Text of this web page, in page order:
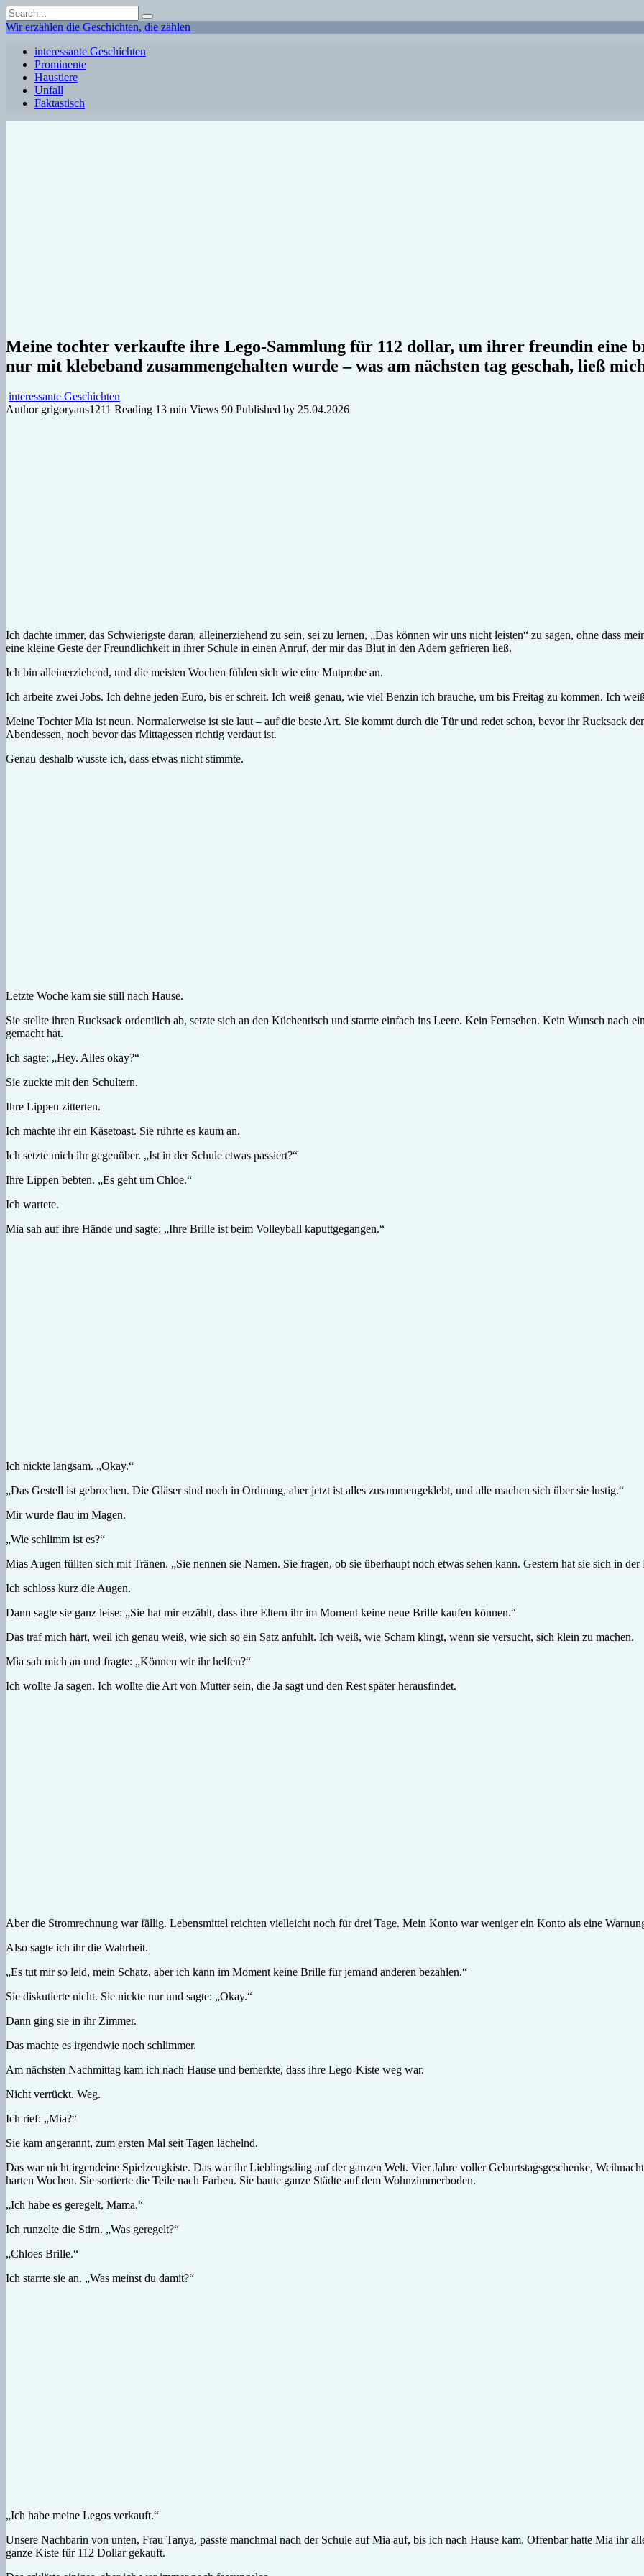
Skip
to
content
Search
for:
Wir erzählen die Geschichten, die zählen
interessante Geschichten
Prominente
Haustiere
Unfall
Faktastisch
Meine tochter verkaufte ihre Lego-Sammlung für 112 dollar, um ihrer freundin eine
nur mit klebeband zusammengehalten wurde – was am nächsten tag geschah, ließ
interessante Geschichten
Author grigoryans1211 Reading 13 min Views 90 Published by 25.04.2026
Ich dachte immer, das Schwierigste daran, alleinerziehend zu sein, sei zu lernen, „Das können wir uns nicht leisten“ zu sagen, ohne dass
eine kleine Geste der Freundlichkeit in ihrer Schule in einen Anruf, der mir das Blut in den Adern gefrieren ließ.
Ich bin alleinerziehend, und die meisten Wochen fühlen sich wie eine Mutprobe an.
Ich arbeite zwei Jobs. Ich dehne jeden Euro, bis er schreit. Ich weiß genau, wie viel Benzin ich brauche, um bis Freitag zu kommen. Ich
Meine Tochter Mia ist neun. Normalerweise ist sie laut – auf die beste Art. Sie kommt durch die Tür und redet schon, bevor ihr Rucksack
Abendessen, noch bevor das Mittagessen richtig verdaut ist.
Genau deshalb wusste ich, dass etwas nicht stimmte.
Letzte Woche kam sie still nach Hause.
Sie stellte ihren Rucksack ordentlich ab, setzte sich an den Küchentisch und starrte einfach ins Leere. Kein Fernsehen. Kein Wunsch nach
gemacht hat.
Ich sagte: „Hey. Alles okay?“
Sie zuckte mit den Schultern.
Ihre Lippen zitterten.
Ich machte ihr ein Käsetoast. Sie rührte es kaum an.
Ich setzte mich ihr gegenüber. „Ist in der Schule etwas passiert?“
Ihre Lippen bebten. „Es geht um Chloe.“
Ich wartete.
Mia sah auf ihre Hände und sagte: „Ihre Brille ist beim Volleyball kaputtgegangen.“
Ich nickte langsam. „Okay.“
„Das Gestell ist gebrochen. Die Gläser sind noch in Ordnung, aber jetzt ist alles zusammengeklebt, und alle machen sich über sie lustig.“
Mir wurde flau im Magen.
„Wie schlimm ist es?“
Mias Augen füllten sich mit Tränen. „Sie nennen sie Namen. Sie fragen, ob sie überhaupt noch etwas sehen kann. Gestern hat sie sich in
Ich schloss kurz die Augen.
Dann sagte sie ganz leise: „Sie hat mir erzählt, dass ihre Eltern ihr im Moment keine neue Brille kaufen können.“
Das traf mich hart, weil ich genau weiß, wie sich so ein Satz anfühlt. Ich weiß, wie Scham klingt, wenn sie versucht, sich klein zu machen.
Mia sah mich an und fragte: „Können wir ihr helfen?“
Ich wollte Ja sagen. Ich wollte die Art von Mutter sein, die Ja sagt und den Rest später herausfindet.
Aber die Stromrechnung war fällig. Lebensmittel reichten vielleicht noch für drei Tage. Mein Konto war weniger ein Konto als eine
Also sagte ich ihr die Wahrheit.
„Es tut mir so leid, mein Schatz, aber ich kann im Moment keine Brille für jemand anderen bezahlen.“
Sie diskutierte nicht. Sie nickte nur und sagte: „Okay.“
Dann ging sie in ihr Zimmer.
Das machte es irgendwie noch schlimmer.
Am nächsten Nachmittag kam ich nach Hause und bemerkte, dass ihre Lego-Kiste weg war.
Nicht verrückt. Weg.
Ich rief: „Mia?“
Sie kam angerannt, zum ersten Mal seit Tagen lächelnd.
Das war nicht irgendeine Spielzeugkiste. Das war ihr Lieblingsding auf der ganzen Welt. Vier Jahre voller Geburtstagsgeschenke,
harten Wochen. Sie sortierte die Teile nach Farben. Sie baute ganze Städte auf dem Wohnzimmerboden.
„Ich habe es geregelt, Mama.“
Ich runzelte die Stirn. „Was geregelt?“
„Chloes Brille.“
Ich starrte sie an. „Was meinst du damit?“
„Ich habe meine Legos verkauft.“
Unsere Nachbarin von unten, Frau Tanya, passte manchmal nach der Schule auf Mia auf, bis ich nach Hause kam. Offenbar hatte Mia ihr
ganze Kiste für 112 Dollar gekauft.